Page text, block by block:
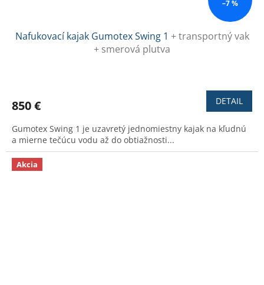
–7 %
Nafukovací kajak Gumotex Swing 1 + transportný vak
+ smerová plutva
je
z
5
hviezdičiek.
850 € DETAIL
Gumotex Swing 1 je uzavretý jednomiestny kajak na kľudnú
a mierne tečúcu vodu až do obtiažnosti...
Akcia